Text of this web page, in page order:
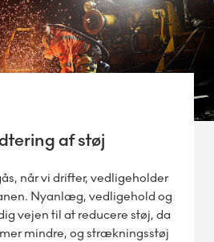
af støj
når vi drifter, vedligeholder
Nyanlæg, vedligehold og
vejen til at reducere støj, da
mindre, og strækningsstøj